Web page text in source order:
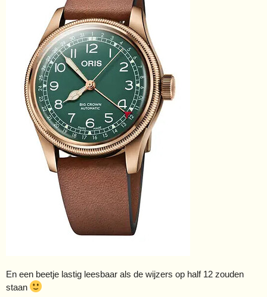
En een beetje lastig leesbaar als de wijzers op half 12 zouden
staan